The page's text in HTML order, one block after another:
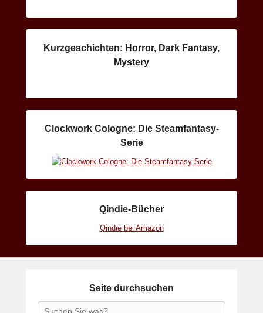
Kurzgeschichten: Horror, Dark Fantasy,
Mystery
Clockwork Cologne: Die Steamfantasy-
Serie
Qindie-Bücher
Qindie bei Amazon
Seite durchsuchen
Search